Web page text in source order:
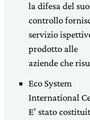
la difesa del
controllo
servizio
prodotto alle
aziende che
Eco System
International
E’ stato